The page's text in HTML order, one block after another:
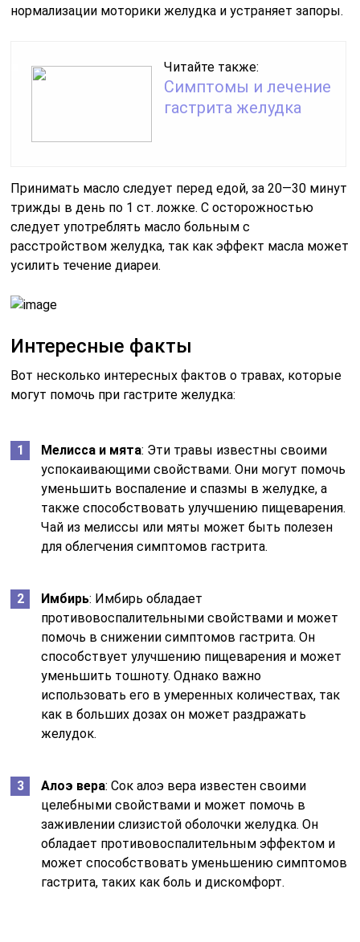
нормализации моторики желудка и устраняет запоры.
Читайте также:
Симптомы и лечение
гастрита желудка
Принимать масло следует перед едой, за 20—30 минут
трижды в день по 1 ст. ложке. С осторожностью
следует употреблять масло больным с
расстройством желудка, так как эффект масла может
усилить течение диареи.
Интересные факты
Вот несколько интересных фактов о травах, которые
могут помочь при гастрите желудка:
Мелисса и мята: Эти травы известны своими
успокаивающими свойствами. Они могут помочь
уменьшить воспаление и спазмы в желудке, а
также способствовать улучшению пищеварения.
Чай из мелиссы или мяты может быть полезен
для облегчения симптомов гастрита.
Имбирь: Имбирь обладает
противовоспалительными свойствами и может
помочь в снижении симптомов гастрита. Он
способствует улучшению пищеварения и может
уменьшить тошноту. Однако важно
использовать его в умеренных количествах, так
как в больших дозах он может раздражать
желудок.
Алоэ вера: Сок алоэ вера известен своими
целебными свойствами и может помочь в
заживлении слизистой оболочки желудка. Он
обладает противовоспалительным эффектом и
может способствовать уменьшению симптомов
гастрита, таких как боль и дискомфорт.